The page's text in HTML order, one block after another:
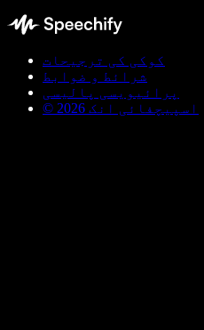
کوکی کی ترجیحات
شرائط و ضوابط
پرائیویسی پالیسی
© اسپیچفائی انک 2026